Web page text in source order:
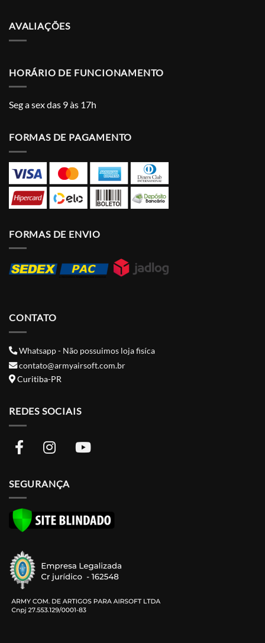
AVALIAÇÕES
HORÁRIO DE FUNCIONAMENTO
Seg a sex das 9 às 17h
FORMAS DE PAGAMENTO
FORMAS DE ENVIO
CONTATO
Whatsapp - Não possuimos loja fisíca
contato@armyairsoft.com.br
Curitiba-PR
REDES SOCIAIS
SEGURANÇA